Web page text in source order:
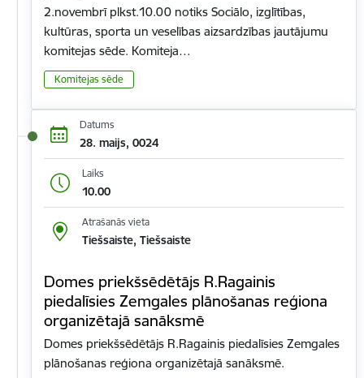
2.novembrī plkst.10.00 notiks Sociālo, izglītības,
kultūras, sporta un veselības aizsardzības jautājumu
komitejas sēde. Komiteja…
Komitejas sēde
Datums
28. maijs, 0024
Laiks
10.00
Atrašanās vieta
Tiešsaiste, Tiešsaiste
Domes priekšsēdētājs R.Ragainis
piedalīsies Zemgales plānošanas reģiona
organizētajā sanāksmē
Domes priekšsēdētājs R.Ragainis piedalīsies Zemgales
plānošanas reģiona organizētajā sanāksmē.